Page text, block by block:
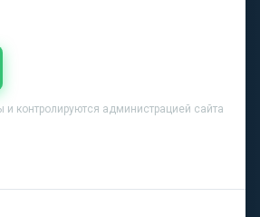
и контролируются администрацией сайта